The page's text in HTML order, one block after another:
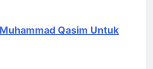
Qasim Untuk